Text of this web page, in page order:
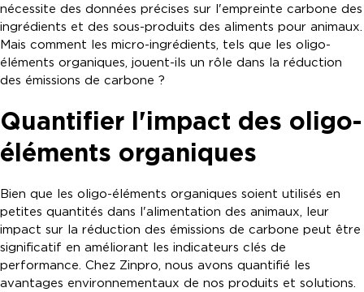
nécessite des données précises sur l'empreinte carbone des
ingrédients et des sous-produits des aliments pour animaux.
Mais comment les micro-ingrédients, tels que les oligo-
éléments organiques, jouent-ils un rôle dans la réduction
des émissions de carbone ?
Quantifier l'impact des oligo-
éléments organiques
Bien que les oligo-éléments organiques soient utilisés en
petites quantités dans l'alimentation des animaux, leur
impact sur la réduction des émissions de carbone peut être
significatif en améliorant les indicateurs clés de
performance. Chez Zinpro, nous avons quantifié les
avantages environnementaux de nos produits et solutions.